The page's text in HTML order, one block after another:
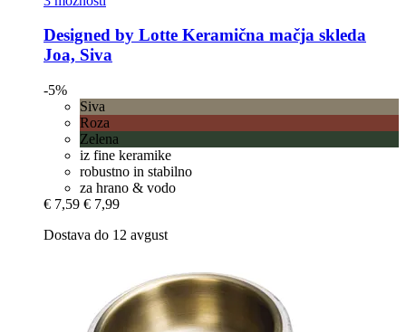
Designed by Lotte Keramična mačja skleda
Joa, Siva
-5%
Siva
Roza
Zelena
iz fine keramike
robustno in stabilno
za hrano & vodo
€ 7,59 € 7,99
Dostava do 12 avgust